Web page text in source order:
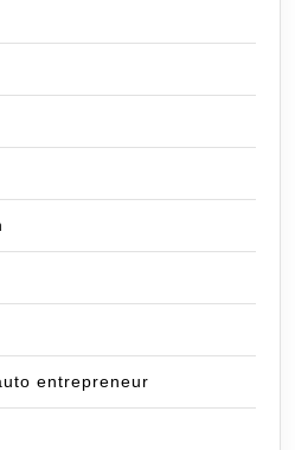
entrepreneur